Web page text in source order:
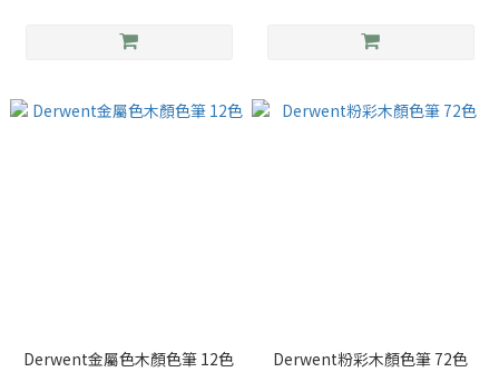
Derwent金屬色木顏色筆 12色 Derwent粉彩木顏色筆 72色